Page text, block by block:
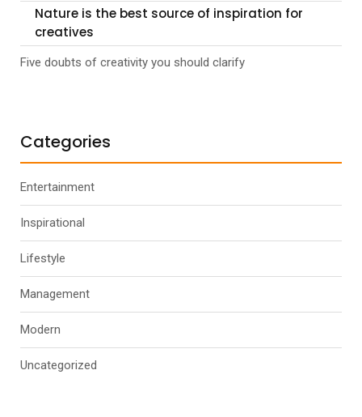
Nature is the best source of inspiration for
creatives
Five doubts of creativity you should clarify
Categories
Entertainment
Inspirational
Lifestyle
Management
Modern
Uncategorized